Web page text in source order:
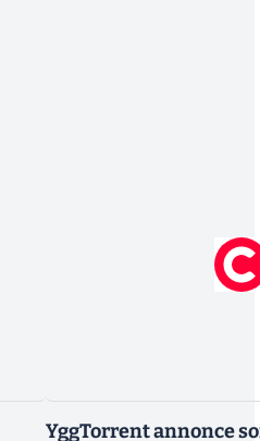
YggTorrent annonce